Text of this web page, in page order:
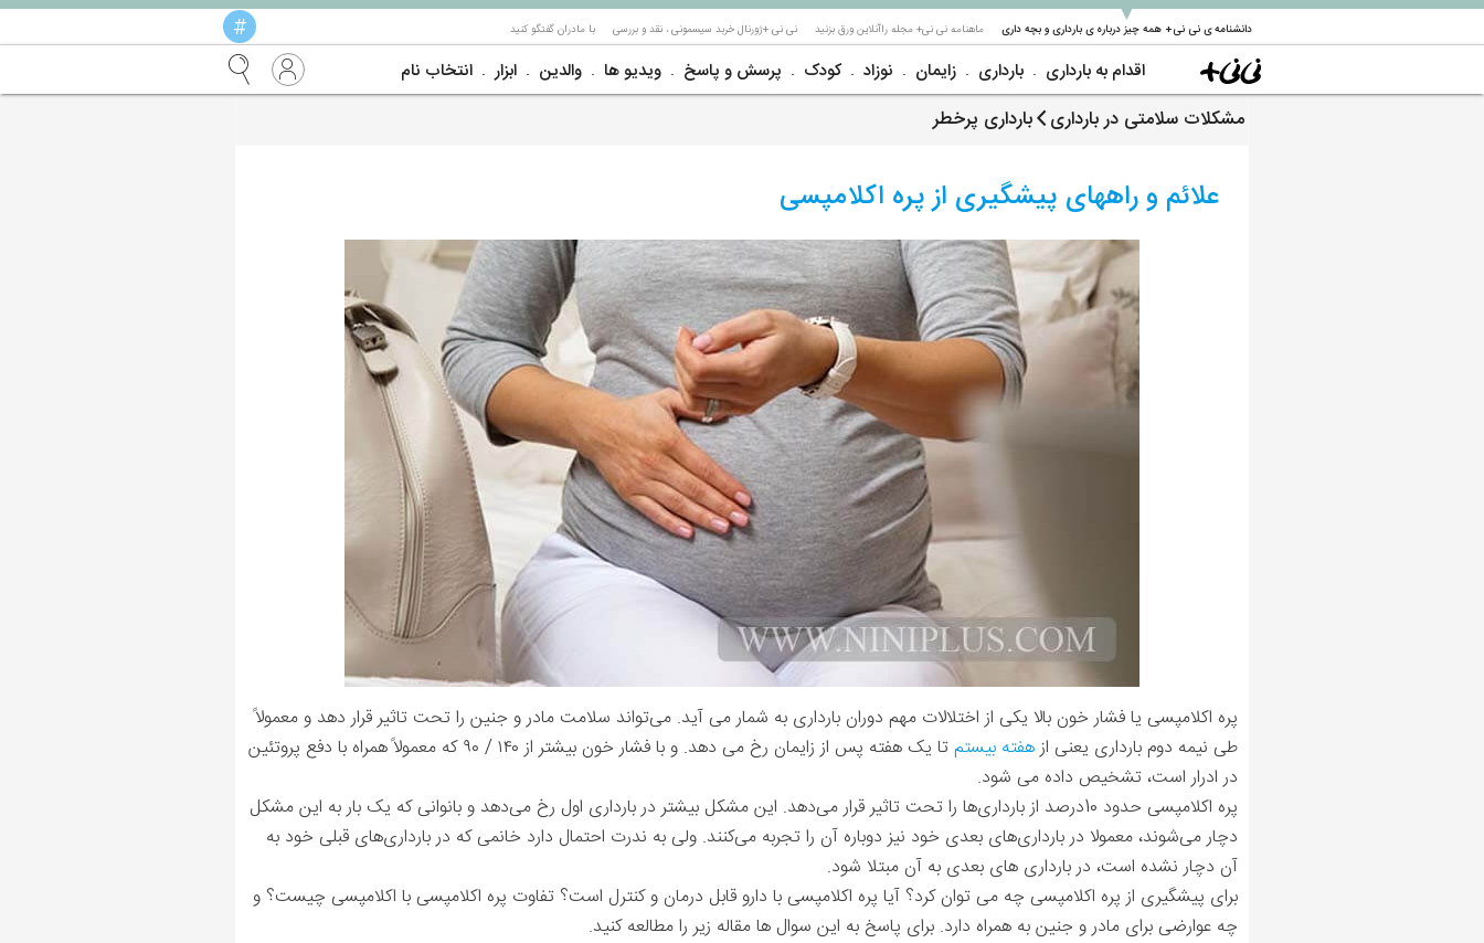
دانشنامه ی نی نی+ همه چیز درباره ی بارداری و بچه داری
▼ ماهنامه نی نی+ مجله راآنلاین ورق بزنید نی نی +ژورنال خربد سیسمونی ، نقد و بررسی با مادران گفتگو کنید #
اقدام به بارداری بارداری زایمان نوزاد کودک پرسش و پاسخ ویدیو ها والدین ابزار انتخاب نام
مشکلات سلامتی در بارداری بارداری پرخطر
علائم و راههای پیشگیری از پره اکلامپسی
پره اکلامپسی یا فشار خون بالا یکی از اختلالات مهم دوران بارداری به شمار می آید. می‌تواند سلامت مادر و جنین را تحت تاثیر قرار دهد و معمولاً
طی نیمه‌ دوم بارداری یعنی ازهفته بیستم
تا یک هفته پس از زایمان رخ می دهد. و با فشار خون بیشتر از ۱۴۰ / ۹۰ که معمولاً همراه با دفع پروتئین
در ادرار است، تشخیص داده می شود.
پره ‌اکلامپسی حدود 10درصد از بارداری‌ها را تحت تاثیر قرار می‌دهد. این مشکل بیشتر در بارداری‌ اول رخ می‌دهد و بانوانی که یک بار به این مشکل
دچار می‌شوند، معمولا در بارداری‌های بعدی خود نیز دوباره آن را تجربه می‌کنند. ولی به ندرت احتمال دارد خانمی که در بارداری‌های قبلی خود به
آن دچار نشده‌ است، در بارداری های بعدی به آن مبتلا شود.
برای پیشگیری از پره ‌اکلامپسی چه می توان کرد؟ آیا پره ‌اکلامپسی با دارو قابل درمان و کنترل است؟ تفاوت پره ‌اکلامپسی با اکلامپسی چیست؟ و
چه عوارضی برای مادر و جنین به همراه دارد. برای پاسخ به این سوال ها مقاله زیر را مطالعه کنید.